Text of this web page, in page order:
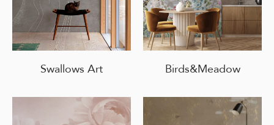
Swallows Art Birds&Meadow